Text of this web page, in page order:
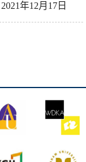
2021年12月17日